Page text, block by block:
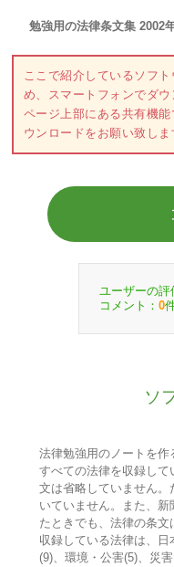
勉強用の法律条文集 2002
ここで紹介しているソフ
め、スマートフォンでダウ
ページ上部にある共有機
ウンロードをお願い致しま
ユーザーの評
コメント： 0
ソ
法律勉強用のノートを作
すべての法律を収録し
文は省略していません
いていません。また、
たときでも、法律の条文
収録している法律は、
(9)、環境・公害(5)、災